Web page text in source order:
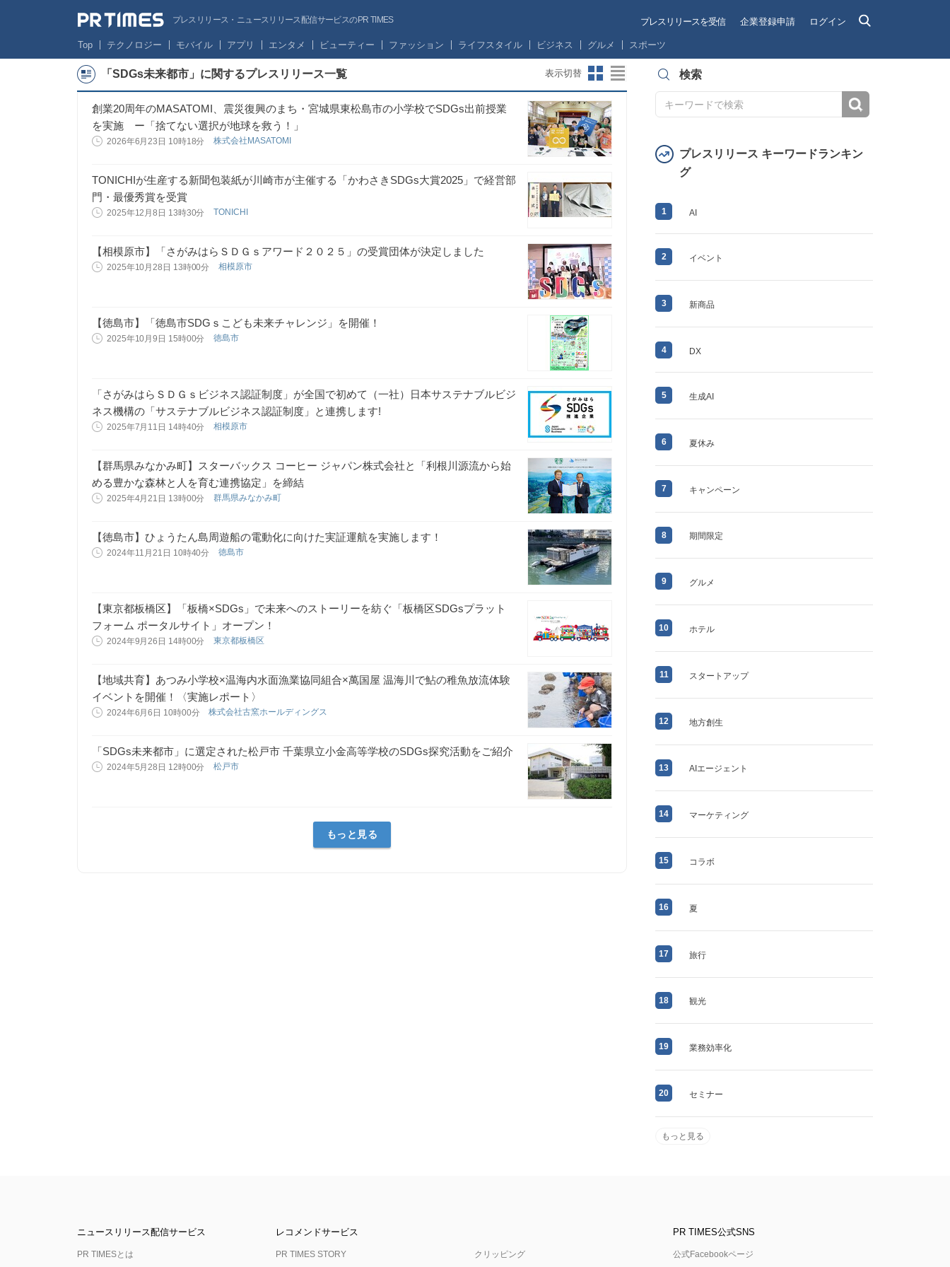
プレスリリース・ニュースリリース配信サービスのPR TIMES プレスリリースを受信 企業登録申請 ログイン
Top テクノロジー モバイル アプリ エンタメ ビューティー ファッション ライフスタイル ビジネス グルメ スポーツ
「SDGs未来都市」に関するプレスリリース一覧 表示切替
創業20周年のMASATOMI、震災復興のまち・宮城県東松島市の小学校でSDGs出前授業
を実施 ー「捨てない選択が地球を救う！」
2026年6月23日 10時18分 株式会社MASATOMI
TONICHIが生産する新聞包装紙が川崎市が主催する「かわさきSDGs大賞2025」で経営部
門・最優秀賞を受賞
2025年12月8日 13時30分 TONICHI
【相模原市】「さがみはらＳＤＧｓアワード２０２５」の受賞団体が決定しました
2025年10月28日 13時00分 相模原市
【徳島市】「徳島市SDGｓこども未来チャレンジ」を開催！
2025年10月9日 15時00分 徳島市
「さがみはらＳＤＧｓビジネス認証制度」が全国で初めて（一社）日本サステナブルビジ
ネス機構の「サステナブルビジネス認証制度」と連携します!
2025年7月11日 14時40分 相模原市
【群馬県みなかみ町】スターバックス コーヒー ジャパン株式会社と「利根川源流から始
める豊かな森林と人を育む連携協定」を締結
2025年4月21日 13時00分 群馬県みなかみ町
【徳島市】ひょうたん島周遊船の電動化に向けた実証運航を実施します！
2024年11月21日 10時40分 徳島市
【東京都板橋区】「板橋×SDGs」で未来へのストーリーを紡ぐ「板橋区SDGsプラット
フォーム ポータルサイト」オープン！
2024年9月26日 14時00分 東京都板橋区
【地域共育】あつみ小学校×温海内水面漁業協同組合×萬国屋 温海川で鮎の稚魚放流体験
イベントを開催！〈実施レポート〉
2024年6月6日 10時00分 株式会社古窯ホールディングス
「SDGs未来都市」に選定された松戸市 千葉県立小金高等学校のSDGs探究活動をご紹介
2024年5月28日 12時00分 松戸市
もっと見る
検索
プレスリリース キーワードランキン
グ
1 AI
2 イベント
3 新商品
4 DX
5 生成AI
6 夏休み
7 キャンペーン
8 期間限定
9 グルメ
10 ホテル
11 スタートアップ
12 地方創生
13 AIエージェント
14 マーケティング
15 コラボ
16 夏
17 旅行
18 観光
19 業務効率化
20 セミナー
もっと見る
ニュースリリース配信サービス
PR TIMESとは
レコメンドサービス
PR TIMES STORY クリッピング
PR TIMES公式SNS
公式Facebookページ